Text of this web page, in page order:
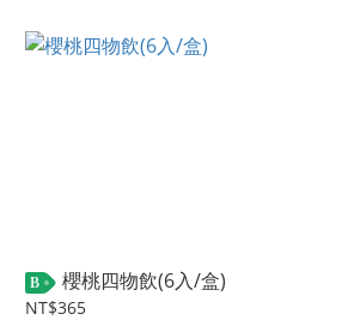
B 櫻桃四物飲(6入/盒)
NT$365